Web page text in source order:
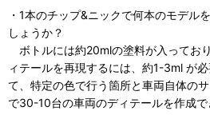
・1本のチップ&ニックで何本のモデル
しょうか？
ボトルには約20mlの塗料が入ってお
ィテールを再現するには、約1-3ml が
て、特定の色で行う箇所と車両自体の
で30-10台の車両のディテールを作成で